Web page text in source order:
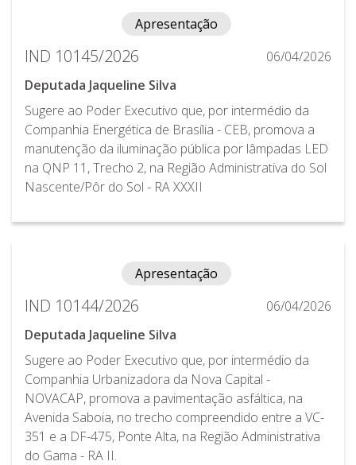
Apresentação
IND 10145/2026
06/04/2026
Deputada Jaqueline Silva
Sugere ao Poder Executivo que, por intermédio da
Companhia Energética de Brasília - CEB, promova a
manutenção da iluminação pública por lâmpadas LED
na QNP 11, Trecho 2, na Região Administrativa do Sol
Nascente/Pôr do Sol - RA XXXII
Apresentação
IND 10144/2026
06/04/2026
Deputada Jaqueline Silva
Sugere ao Poder Executivo que, por intermédio da
Companhia Urbanizadora da Nova Capital -
NOVACAP, promova a pavimentação asfáltica, na
Avenida Saboia, no trecho compreendido entre a VC-
351 e a DF-475, Ponte Alta, na Região Administrativa
do Gama - RA II.